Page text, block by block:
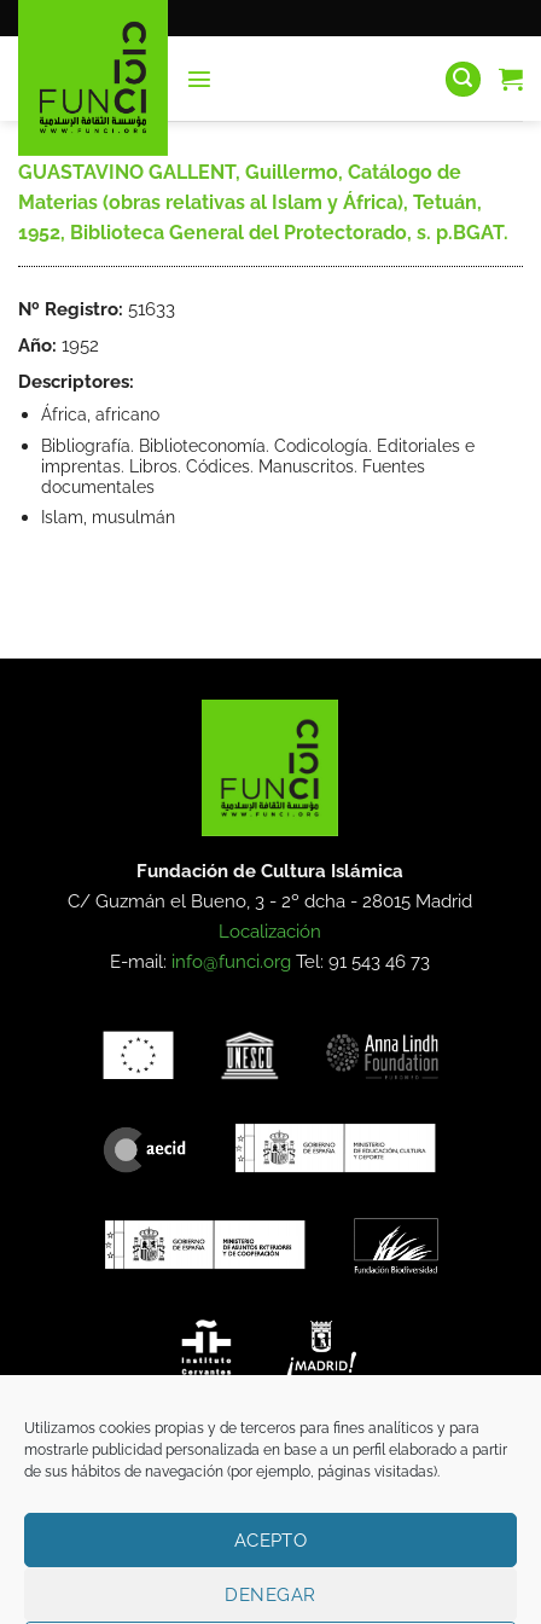
Utilizamos cookies propias y de terceros para fines analíticos y para
mostrarle publicidad personalizada en base a un perfil elaborado a partir
de sus hábitos de navegación (por ejemplo, páginas visitadas).
ACEPTO
DENEGAR
al
GUASTAVINO GALLENT, Guillermo, Catálogo de
Materias (obras relativas al Islam y África), Tetuán,
1952, Biblioteca General del Protectorado, s. p.BGAT.
Nº Registro: 51633
Año: 1952
Descriptores:
África, africano
Bibliografía. Biblioteconomía. Codicología. Editoriales e
imprentas. Libros. Códices. Manuscritos. Fuentes
documentales
Islam, musulmán
Fundación de Cultura Islámica
C/ Guzmán el Bueno, 3 - 2º dcha -28015 Madrid
Localización
E-mail: info@funci.org Tel: 91 543 46 73
TÉRMINOS Y CONDICIONES